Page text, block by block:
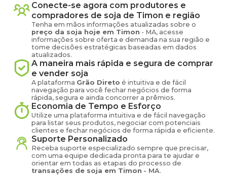
Conecte-se agora com produtores e
compradores de soja de Timon e região
Tenha em mãos informações atualizadas sobre o
preço da soja hoje em Timon - MA, acesse
informações sobre oferta e demanda na sua região e
tome decisões estratégicas baseadas em dados
atualizados.
A maneira mais rápida e segura de comprar
e vender soja
A plataforma Grão Direto é intuitiva e de fácil
navegação para você fechar negócios de forma
rápida, segura e ainda concorrer a prêmios.
Economia de Tempo e Esforço
Utilize uma plataforma intuitiva e de fácil navegação
para listar seus produtos, negociar com potenciais
clientes e fechar negócios de forma rápida e eficiente.
Suporte Personalizado
Receba suporte especializado sempre que precisar,
com uma equipe dedicada pronta para te ajudar e
orientar em todas as etapas do processo de
transações de soja em Timon - MA.